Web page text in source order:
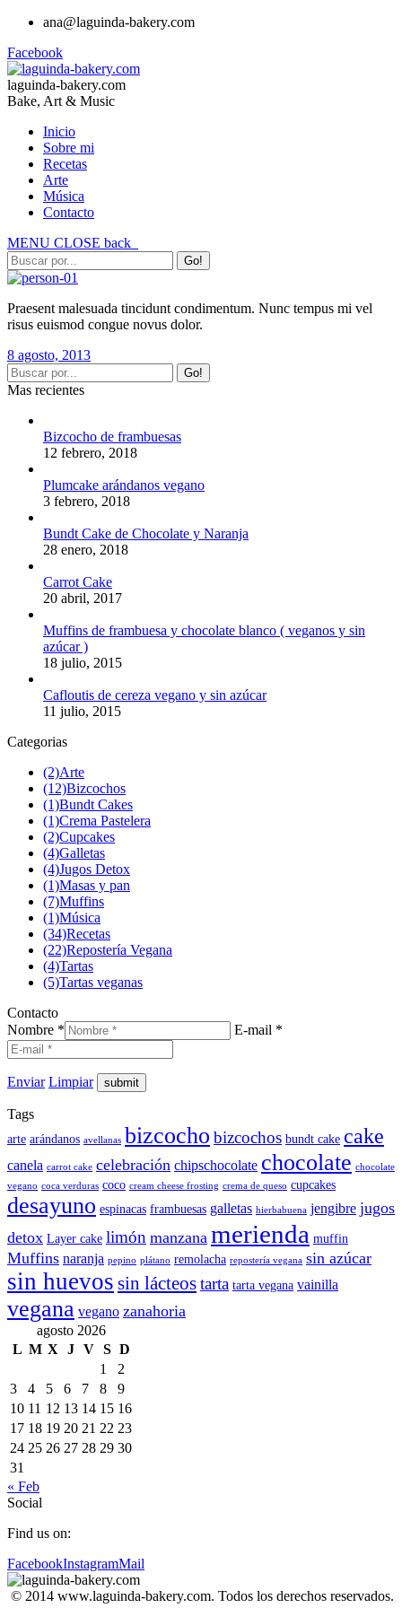
ana@laguinda-bakery.com
Facebook
laguinda-bakery.com
Bake, Art & Music
Inicio
Sobre mi
Recetas
Arte
Música
Contacto
MENU CLOSE back
Praesent malesuada tincidunt condimentum. Nunc tempus mi vel
risus euismod congue novus dolor.
8 agosto, 2013
Mas recientes
Bizcocho de frambuesas
12 febrero, 2018
Plumcake arándanos vegano
3 febrero, 2018
Bundt Cake de Chocolate y Naranja
28 enero, 2018
Carrot Cake
20 abril, 2017
Muffins de frambuesa y chocolate blanco ( veganos y sin
azúcar )
18 julio, 2015
Cafloutis de cereza vegano y sin azúcar
11 julio, 2015
Categorias
(2)Arte
(12)Bizcochos
(1)Bundt Cakes
(1)Crema Pastelera
(2)Cupcakes
(4)Galletas
(4)Jugos Detox
(1)Masas y pan
(7)Muffins
(1)Música
(34)Recetas
(22)Repostería Vegana
(4)Tartas
(5)Tartas veganas
Contacto
Nombre *
E-mail *
Enviar Limpiar
Tags
arte arándanos avellanas bizcocho bizcochos bundt cake cake
canela carrot cake celebración chipschocolate chocolate chocolate
vegano coca verduras coco cream cheese frosting crema de queso cupcakes
desayuno espinacas frambuesas galletas hierbabuena jengibre jugos
detox Layer cake limón manzana merienda muffin
Muffins naranja pepino plátano remolacha repostería vegana sin azúcar
sin huevos sin lácteostarta tarta vegana vainilla
vegana vegano zanahoria
agosto 2026
L M X J V S D
1
2
3
4 5 6 7 8
9
10 11 12 13 14 15 16
17 18 19 20 21 22 23
24 25 26 27 28 29 30
31
« Feb
Social
Find us on:
FacebookInstagramMail
© 2014 www.laguinda-bakery.com. Todos los derechos reservados.